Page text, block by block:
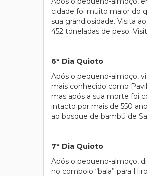
cidade foi muito maior do
sua grandiosidade. Visita
452 toneladas de peso.
6º Dia Quioto
Após o pequeno-almoço,
mais conhecido como
mas após a sua morte foi
intacto por mais de 550
ao bosque de bambú de
7º Dia Quioto
Após o pequeno-almoço,
no comboio “bala” para